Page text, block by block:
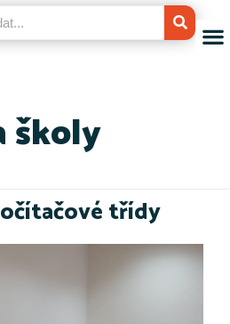
školy
třídy